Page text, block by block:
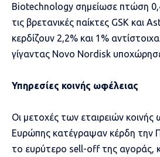
Biotechnology σημείωσε πτώση
τις βρετανικές παίκτες GSK και
κερδίζουν 2,2% και 1%
γίγαντας Novo Nordisk
Υπηρεσίες κοινής ωφέλειας
Οι μετοχές των εταιρειών κοινής
Ευρώπης κατέγραψαν κέρδη
το ευρύτερο sell-off της αγοράς,